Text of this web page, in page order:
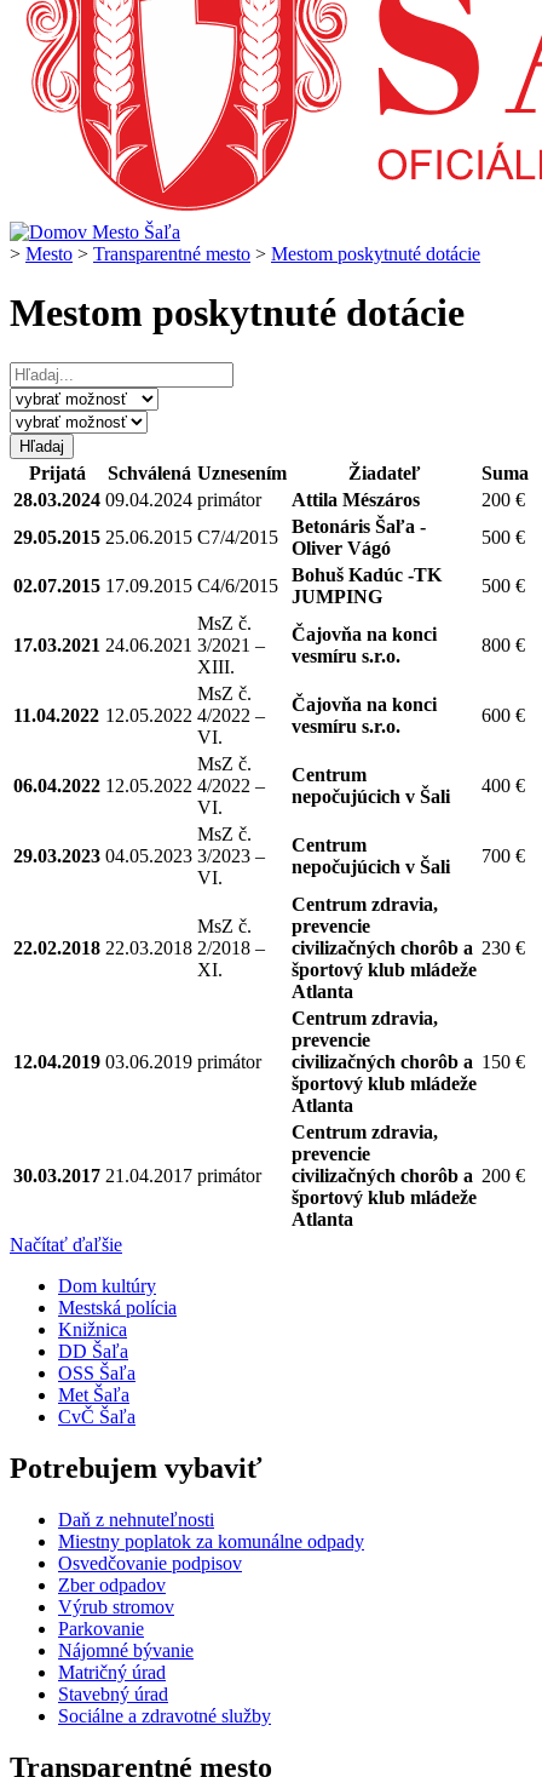
> Mesto > Transparentné mesto > Mestom poskytnuté dotácie
Mestom poskytnuté dotácie
Prijatá Schválená Uznesením Žiadateľ
Suma
28.03.2024 09.04.2024 primátor Attila Mészáros
200 €
29.05.2015 25.06.2015 C7/4/2015
Betonáris Šaľa -
Oliver Vágó
500 €
02.07.2015 17.09.2015 C4/6/2015
Bohuš Kadúc -TK
JUMPING
500 €
17.03.2021 24.06.2021
MsZ č.
3/2021 –
XIII.
Čajovňa na konci
vesmíru s.r.o.
800 €
11.04.2022 12.05.2022
MsZ č.
4/2022 –
VI.
Čajovňa na konci
vesmíru s.r.o.
600 €
06.04.2022 12.05.2022
MsZ č.
4/2022 –
VI.
Centrum
nepočujúcich v Šali
400 €
29.03.2023 04.05.2023
MsZ č.
3/2023 –
VI.
Centrum
nepočujúcich v Šali
700 €
22.02.2018 22.03.2018
MsZ č.
2/2018 –
XI.
Centrum zdravia,
prevencie
civilizačných chorôb a
športový klub mládeže
Atlanta
230 €
12.04.2019 03.06.2019 primátor
Centrum zdravia,
prevencie
civilizačných chorôb a
športový klub mládeže
Atlanta
150 €
30.03.2017 21.04.2017 primátor
Centrum zdravia,
prevencie
civilizačných chorôb a
športový klub mládeže
Atlanta
200 €
Načítať ďaľšie
Dom kultúry
Mestská polícia
Knižnica
DD Šaľa
OSS Šaľa
Met Šaľa
CvČ Šaľa
Potrebujem vybaviť
Daň z nehnuteľnosti
Miestny poplatok za komunálne odpady
Osvedčovanie podpisov
Zber odpadov
Výrub stromov
Parkovanie
Nájomné bývanie
Matričný úrad
Stavebný úrad
Sociálne a zdravotné služby
Transparentné mesto